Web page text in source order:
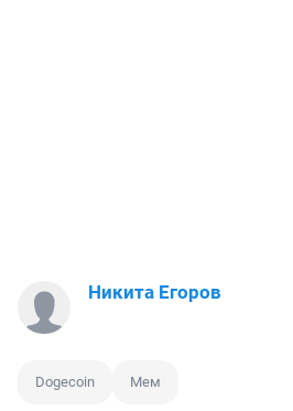
Никита Егоров
Dogecoin Мем